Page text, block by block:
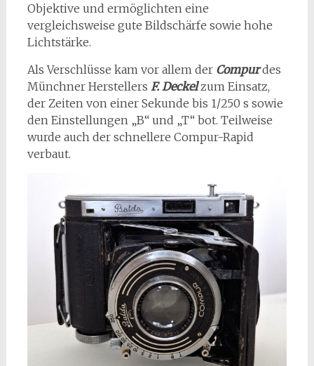
Objektive und ermöglichten eine
vergleichsweise gute Bildschärfe sowie hohe
Lichtstärke.
Als Verschlüsse kam vor allem der Compurdes
Münchner Herstellers F. Deckelzum Einsatz,
der Zeiten von einer Sekunde bis 1/250 s sowie
den Einstellungen „B“ und „T“ bot. Teilweise
wurde auch der schnellere Compur-Rapid
verbaut.